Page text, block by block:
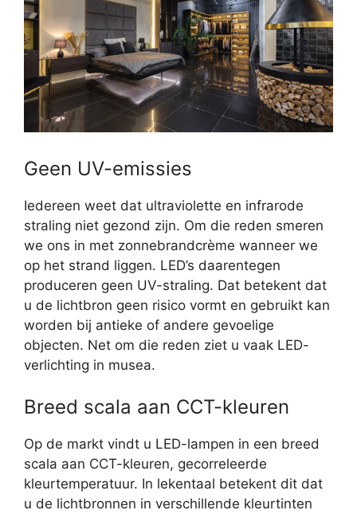
Geen UV-emissies
Iedereen weet dat ultraviolette en infrarode
straling niet gezond zijn. Om die reden smeren
we ons in met zonnebrandcrème wanneer we
op het strand liggen. LED’s daarentegen
produceren geen UV-straling. Dat betekent dat
u de lichtbron geen risico vormt en gebruikt kan
worden bij antieke of andere gevoelige
objecten. Net om die reden ziet u vaak LED-
verlichting in musea.
Breed scala aan CCT-kleuren
Op de markt vindt u LED-lampen in een breed
scala aan CCT-kleuren, gecorreleerde
kleurtemperatuur. In lekentaal betekent dit dat
u de lichtbronnen in verschillende kleurtinten